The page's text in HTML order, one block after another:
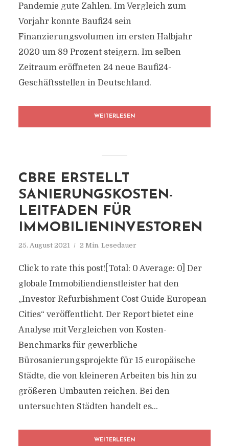
Pandemie gute Zahlen. Im Vergleich zum
Vorjahr konnte Baufi24 sein
Finanzierungsvolumen im ersten Halbjahr
2020 um 89 Prozent steigern. Im selben
Zeitraum eröffneten 24 neue Baufi24-
Geschäftsstellen in Deutschland.
WEITERLESEN
CBRE ERSTELLT
SANIERUNGSKOSTEN-
LEITFADEN FÜR
IMMOBILIENINVESTOREN
25. August 2021 2 Min. Lesedauer
Click to rate this post![Total: 0 Average: 0] Der
globale Immobiliendienstleister hat den
„Investor Refurbishment Cost Guide European
Cities“ veröffentlicht. Der Report bietet eine
Analyse mit Vergleichen von Kosten-
Benchmarks für gewerbliche
Bürosanierungsprojekte für 15 europäische
Städte, die von kleineren Arbeiten bis hin zu
größeren Umbauten reichen. Bei den
untersuchten Städten handelt es...
WEITERLESEN